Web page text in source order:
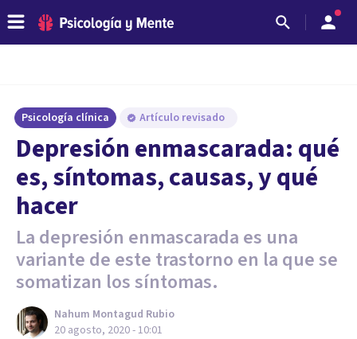
Psicología clínica Artículo revisado
Depresión enmascarada: qué
es, síntomas, causas, y qué
hacer
La depresión enmascarada es una
variante de este trastorno en la que se
somatizan los síntomas.
Nahum Montagud Rubio
20 agosto, 2020 - 10:01